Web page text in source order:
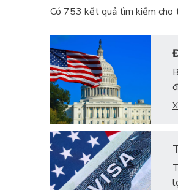
Có 753 kết quả tìm kiếm cho